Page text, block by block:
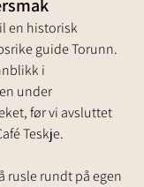
en historisk
guide Torunn.
i
under
før vi avsluttet
Teskje.
rusle rundt på egen